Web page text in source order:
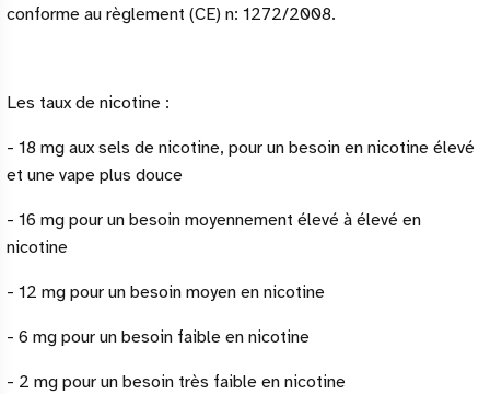
conforme au règlement (CE) n: 1272/2008.
Les taux de nicotine :
- 18 mg aux sels de nicotine, pour un besoin en nicotine élevé
et une vape plus douce
- 16 mg pour un besoin moyennement élevé à élevé en
nicotine
- 12 mg pour un besoin moyen en nicotine
- 6 mg pour un besoin faible en nicotine
- 2 mg pour un besoin très faible en nicotine